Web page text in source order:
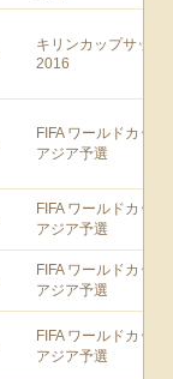
キリンカップサッカ
2016
FIFA ワールドカップ
アジア予選
FIFA ワールドカップ
アジア予選
FIFA ワールドカップ
アジア予選
FIFA ワールドカップ
アジア予選